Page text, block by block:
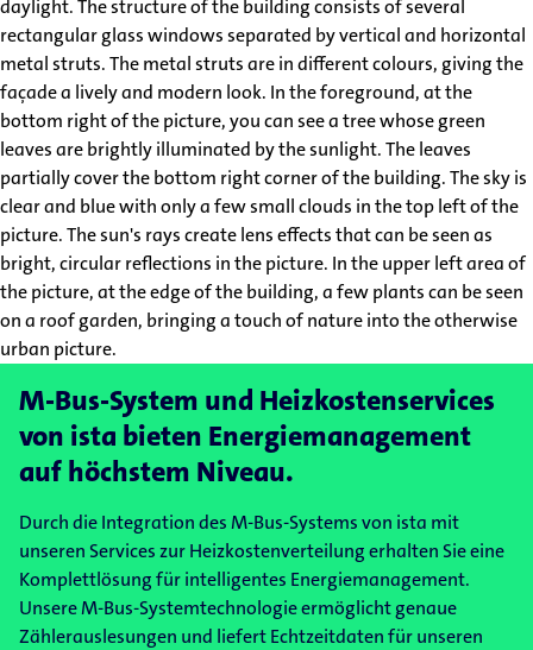
M-Bus-System und Heizkostenservices
von ista bieten Energiemanagement
auf höchstem Niveau.
Durch die Integration des M-Bus-Systems von ista mit
unseren Services zur Heizkostenverteilung erhalten Sie eine
Komplettlösung für intelligentes Energiemanagement.
Unsere M-Bus-Systemtechnologie ermöglicht genaue
Zählerauslesungen und liefert Echtzeitdaten für unseren